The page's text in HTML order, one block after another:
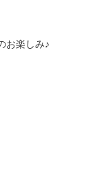
お楽しみ♪